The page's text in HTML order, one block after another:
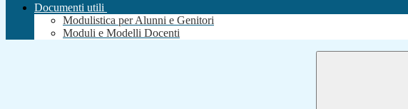
Documenti utili
Modulistica per Alunni e Genitori
Moduli e Modelli Docenti